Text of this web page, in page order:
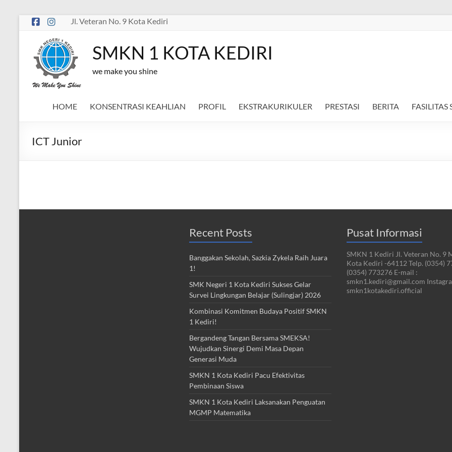
Skip
content
Jl. Veteran No. 9 Kota Kediri
SMKN 1 KOTA KEDIRI
we make you shine
HOME KONSENTRASI KEAHLIAN PROFIL EKSTRAKURIKULER PRESTASI BERITA FASILITAS
ICT Junior
Recent Posts
Banggakan Sekolah, Sazkia Zykela Raih Juara
1!
SMK Negeri 1 Kota Kediri Sukses Gelar
Survei Lingkungan Belajar (Sulingjar) 2026
Kombinasi Komitmen Budaya Positif SMKN
1 Kediri!
Bergandeng Tangan Bersama SMEKSA!
Wujudkan Sinergi Demi Masa Depan
Generasi Muda
SMKN 1 Kota Kediri Pacu Efektivitas
Pembinaan Siswa
SMKN 1 Kota Kediri Laksanakan Penguatan
MGMP Matematika
Pusat Informasi
SMKN 1 Kediri Jl. Veteran No. 9
Kota Kediri -64112 Telp. (0354)
(0354) 773276 E-mail :
smkn1.kediri@gmail.com
smkn1kotakediri.official